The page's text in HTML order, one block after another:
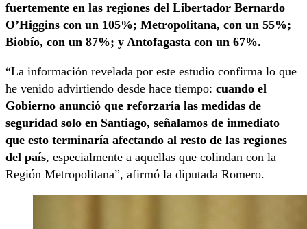
fuertemente en las regiones del Libertador Bernardo
O’Higgins con un 105%; Metropolitana, con un 55%;
Biobío, con un 87%; y Antofagasta con un 67%.
“La información revelada por este estudio confirma lo que
he venido advirtiendo desde hace tiempo: cuando el
Gobierno anunció que reforzaría las medidas de
seguridad solo en Santiago, señalamos de inmediato
que esto terminaría afectando al resto de las regiones
del país, especialmente a aquellas que colindan con la
Región Metropolitana”, afirmó la diputada Romero.